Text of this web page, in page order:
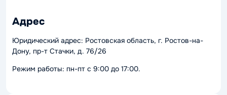
Адрес
Юридический адрес: Ростовская область, г. Ростов-на-
Дону, пр-т Стачки, д. 76/26
Режим работы: пн-пт с 9:00 до 17:00.